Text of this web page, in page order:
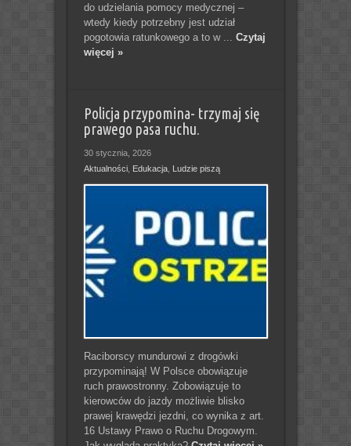
do udzielania pomocy medycznej –
wtedy kiedy potrzebny jest udział
pogotowia ratunkowego a to w ... Czytaj
więcej »
Policja przypomina- trzymaj się
prawego pasa ruchu.
30 stycznia, 2026
Aktualności, Edukacja, Ludzie piszą
Raciborscy mundurowi z drogówki
przypominają! W Polsce obowiązuje
ruch prawostronny. Zobowiązuje to
kierowców do jazdy możliwie blisko
prawej krawędzi jezdni, co wynika z art.
16 Ustawy Prawo o Ruchu Drogowym.